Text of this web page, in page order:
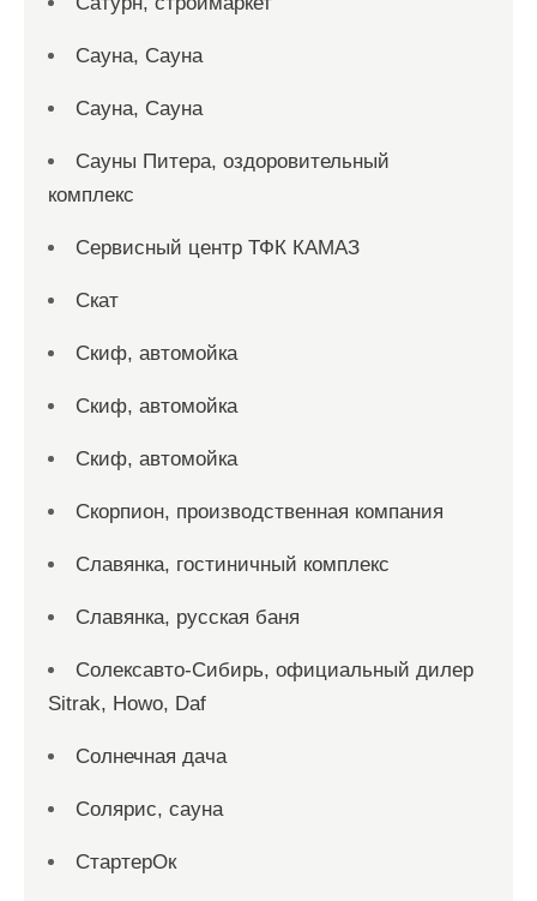
Сауна, Сауна
Сауна, Сауна
Сауны Питера, оздоровительный
комплекс
Сервисный центр ТФК КАМАЗ
Скат
Скиф, автомойка
Скиф, автомойка
Скиф, автомойка
Скорпион, производственная компания
Славянка, гостиничный комплекс
Славянка, русская баня
Солексавто-Сибирь, официальный дилер
Sitrak, Howo, Daf
Солнечная дача
Солярис, сауна
СтартерОк